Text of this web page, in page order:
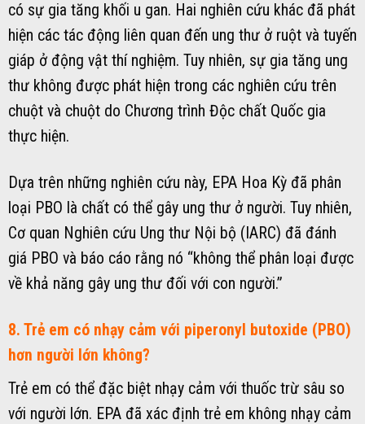
có sự gia tăng khối u gan. Hai nghiên cứu khác đã phát
hiện các tác động liên quan đến ung thư ở ruột và tuyến
giáp ở động vật thí nghiệm. Tuy nhiên, sự gia tăng ung
thư không được phát hiện trong các nghiên cứu trên
chuột và chuột do Chương trình Độc chất Quốc gia
thực hiện.
Dựa trên những nghiên cứu này, EPA Hoa Kỳ đã phân
loại PBO là chất có thể gây ung thư ở người. Tuy nhiên,
Cơ quan Nghiên cứu Ung thư Nội bộ (IARC) đã đánh
giá PBO và báo cáo rằng nó “không thể phân loại được
về khả năng gây ung thư đối với con người.”
8. Trẻ em có nhạy cảm với piperonyl butoxide (PBO)
hơn người lớn không?
Trẻ em có thể đặc biệt nhạy cảm với thuốc trừ sâu so
với người lớn. EPA đã xác định trẻ em không nhạy cảm